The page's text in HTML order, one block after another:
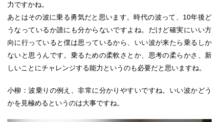
力ですかね。
あとはその波に乗る勇気だと思います。時代の波って、10年後ど
うなっているか誰にも分からないですよね。だけど確実にいい方
向に行っていると僕は思っているから、いい波が来たら乗るしか
ないと思うんです。乗るための柔軟さとか、思考の柔らかさ、新
しいことにチャレンジする能力というのも必要だと思いますね。
小柳：波乗りの例え、非常に分かりやすいですね。いい波かどう
かを見極めるというのは大事ですね。